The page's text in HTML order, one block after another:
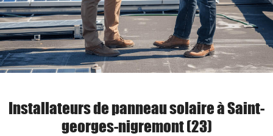
Installateurs de panneau solaire à Saint-
georges-nigremont (23)